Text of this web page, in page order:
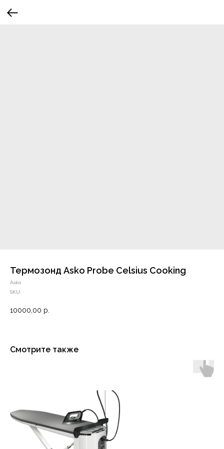
Термозонд Asko Probe Celsius Cooking
Asko
SKU:
10000,00 р.
Смотрите также